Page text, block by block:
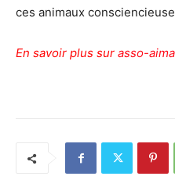
ces animaux
En savoir plus sur asso-